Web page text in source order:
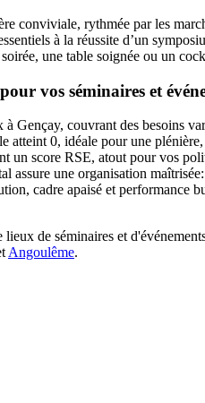
conviviale, rythmée par les
à la réussite d’un
une table soignée ou un
vos séminaires et
Gençay, couvrant des besoins
atteint 0, idéale pour une
un score RSE, atout pour vos
assure une organisation
cadre apaisé et performance
de séminaires et
Angoulême.